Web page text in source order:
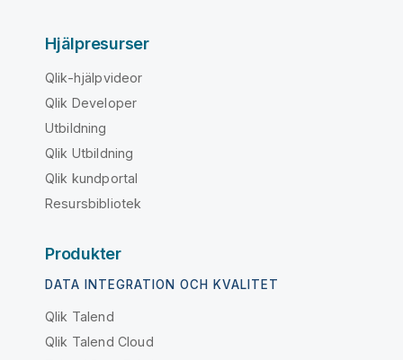
Hjälpresurser
Qlik-hjälpvideor
Qlik Developer
Utbildning
Qlik Utbildning
Qlik kundportal
Resursbibliotek
Produkter
DATA INTEGRATION OCH KVALITET
Qlik Talend
Qlik Talend Cloud